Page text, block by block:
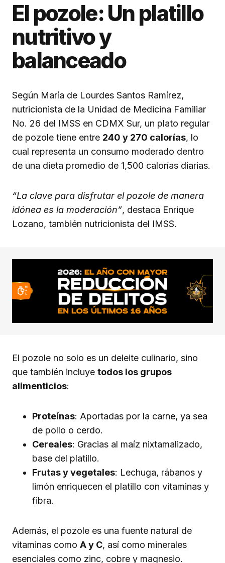
El pozole: Un platillo
nutritivo y
balanceado
Según María de Lourdes Santos Ramírez,
nutricionista de la Unidad de Medicina Familiar
No. 26 del IMSS en CDMX Sur, un plato regular
de pozole tiene entre 240 y 270 calorías, lo
cual representa un consumo moderado dentro
de una dieta promedio de 1,500 calorías diarias.
“La clave para disfrutar el pozole de manera
idónea es la moderación”, destaca Enrique
Lozano, también nutricionista del IMSS.
El pozole no solo es un deleite culinario, sino
que también incluye todos los grupos
alimenticios:
Proteínas: Aportadas por la carne, ya sea
de pollo o cerdo.
Cereales: Gracias al maíz nixtamalizado,
base del platillo.
Frutas y vegetales: Lechuga, rábanos y
limón enriquecen el platillo con vitaminas y
fibra.
Además, el pozole es una fuente natural de
vitaminas como A y C, así como minerales
esenciales como zinc, cobre y magnesio.